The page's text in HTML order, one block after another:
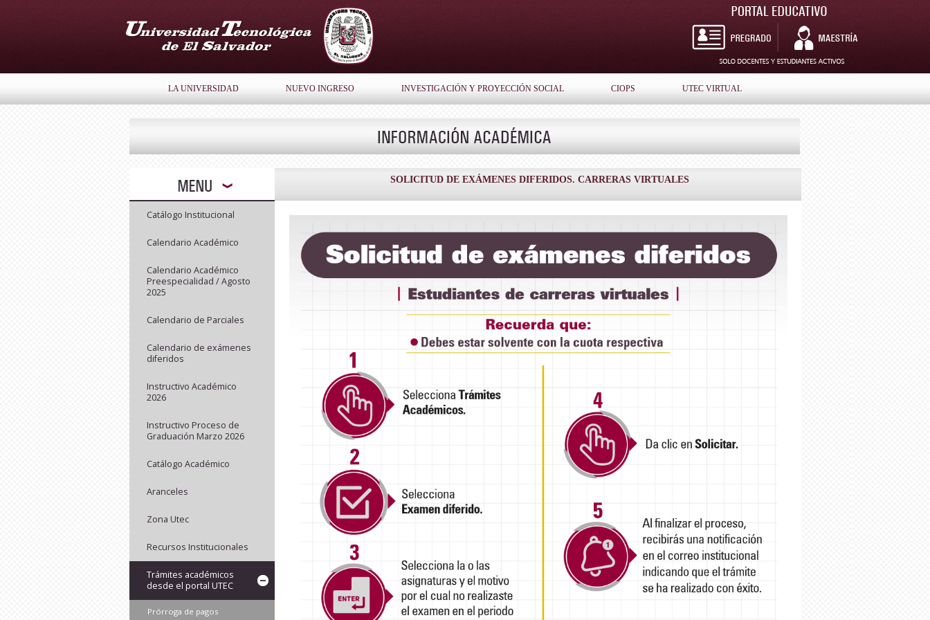
LA UNIVERSIDAD NUEVO INGRESO INVESTIGACIÓN Y PROYECCIÓN SOCIAL CIOPS UTEC VIRTUAL
SOLICITUD DE EXÁMENES DIFERIDOS. CARRERAS VIRTUALES
Catálogo Institucional
Calendario Académico
Calendario Académico
Preespecialidad / Agosto
2025
Calendario de Parciales
Calendario de exámenes
diferidos
Instructivo Académico
2026
Instructivo Proceso de
Graduación Marzo 2026
Catálogo Académico
Aranceles
Zona Utec
Recursos Institucionales
Trámites académicos
desde el portal UTEC
Prórroga de pagos